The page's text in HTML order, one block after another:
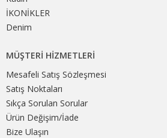
İKONİKLER
Denim
MÜŞTERI HIZMETLERI
Mesafeli Satış Sözleşmesi
Satış Noktaları
Sıkça Sorulan Sorular
Ürün Değişim/İade
Bize Ulaşın